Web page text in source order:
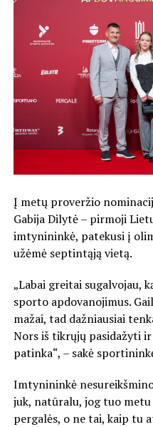
Į metų proveržio
Gabija Dilytė – pirmoji
imtynininkė, patekusi į
užėmė septintąją vietą.
„Labai greitai sugalvojau,
sporto apdovanojimus.
mažai, tad dažniausiai
Nors iš tikrųjų pasidažyti
patinka“, – sakė
Imtynininkė
juk, natūralu, jog tuo metu
pergalės, o ne tai, kaip tu